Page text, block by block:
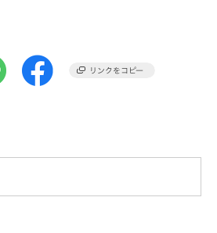
リアし、
上の高い機能性を発揮します。